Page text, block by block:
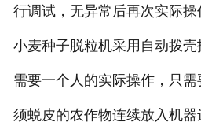
行调试，无异常后再次实际操
小麦种子脱粒机采用自动拨
需要一个人的实际操作，只
须蜕皮的农作物连续放入机